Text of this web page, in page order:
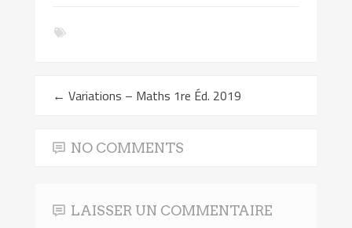
← Variations – Maths 1re Éd. 2019
NO COMMENTS
LAISSER UN COMMENTAIRE